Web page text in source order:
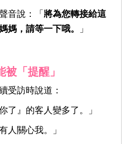
音說：「 將為您轉接給這
媽，請等一下哦。
」
「提醒」
受訪時說道：
了』的客人變多了。」
人關心我。」